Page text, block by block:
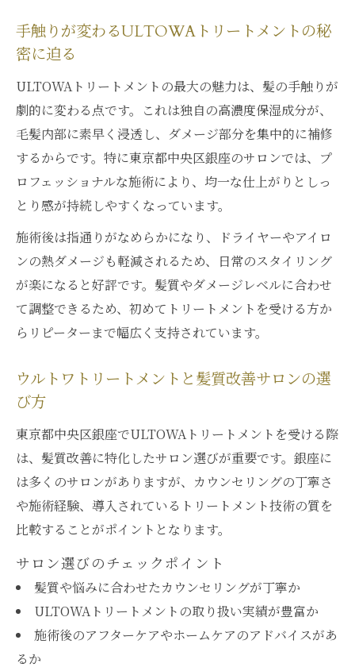
手触りが変わるULTOWAトリートメントの秘
密に迫る
ULTOWAトリートメントの最大の魅力は、髪の手触りが
劇的に変わる点です。これは独自の高濃度保湿成分が、
毛髪内部に素早く浸透し、ダメージ部分を集中的に補修
するからです。特に東京都中央区銀座のサロンでは、プ
ロフェッショナルな施術により、均一な仕上がりとしっ
とり感が持続しやすくなっています。
施術後は指通りがなめらかになり、ドライヤーやアイロ
ンの熱ダメージも軽減されるため、日常のスタイリング
が楽になると好評です。髪質やダメージレベルに合わせ
て調整できるため、初めてトリートメントを受ける方か
らリピーターまで幅広く支持されています。
ウルトワトリートメントと髪質改善サロンの選
び方
東京都中央区銀座でULTOWAトリートメントを受ける際
は、髪質改善に特化したサロン選びが重要です。銀座に
は多くのサロンがありますが、カウンセリングの丁寧さ
や施術経験、導入されているトリートメント技術の質を
比較することがポイントとなります。
サロン選びのチェックポイント
髪質や悩みに合わせたカウンセリングが丁寧か
ULTOWAトリートメントの取り扱い実績が豊富か
施術後のアフターケアやホームケアのアドバイスがあ
るか